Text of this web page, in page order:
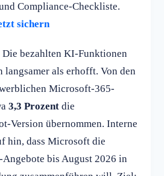
Compliance-Checkliste.
sichern
Die bezahlten KI-Funktionen
als erhofft. Von den
Microsoft-365-
3,3 Prozent die
Version übernommen. Interne
hin, dass Microsoft die
bis August 2026 in